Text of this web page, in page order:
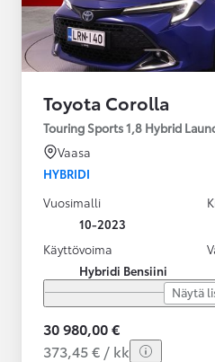
Toyota Corolla
Touring Sports 1,8 Hybrid
Vaasa
HYBRIDI
Vuosimalli
10-2023
Käyttövoima
Hybridi Bensiini
Näytä
30 980,00 €
373,45 € / kk